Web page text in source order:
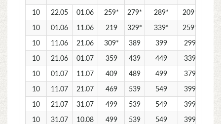
10 22.05 01.06 259* 279* 289* 209*
239*
10
01.06 11.06 219 329* 339* 259*
199
10
11.06 21.06 309* 389 399 299
10
21.06 01.07 359 439 449 339
10
01.07 11.07 409 489 499 379
10
11.07 21.07 469 539 549 399
10
21.07 31.07 499 539 549 399
10
31.07 10.08 499 539 549 399
439